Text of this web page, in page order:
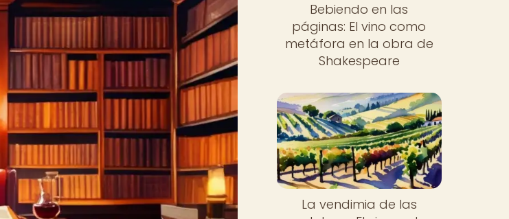
Bebiendo en las
páginas: El vino como
metáfora en la obra de
Shakespeare
La vendimia de las